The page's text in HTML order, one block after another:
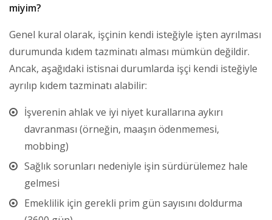
miyim?
Genel kural olarak, işçinin kendi isteğiyle işten ayrılması
durumunda kıdem tazminatı alması mümkün değildir.
Ancak, aşağıdaki istisnai durumlarda işçi kendi isteğiyle
ayrılıp kıdem tazminatı alabilir:
İşverenin ahlak ve iyi niyet kurallarına aykırı
davranması (örneğin, maaşın ödenmemesi,
mobbing)
Sağlık sorunları nedeniyle işin sürdürülemez hale
gelmesi
Emeklilik için gerekli prim gün sayısını doldurma